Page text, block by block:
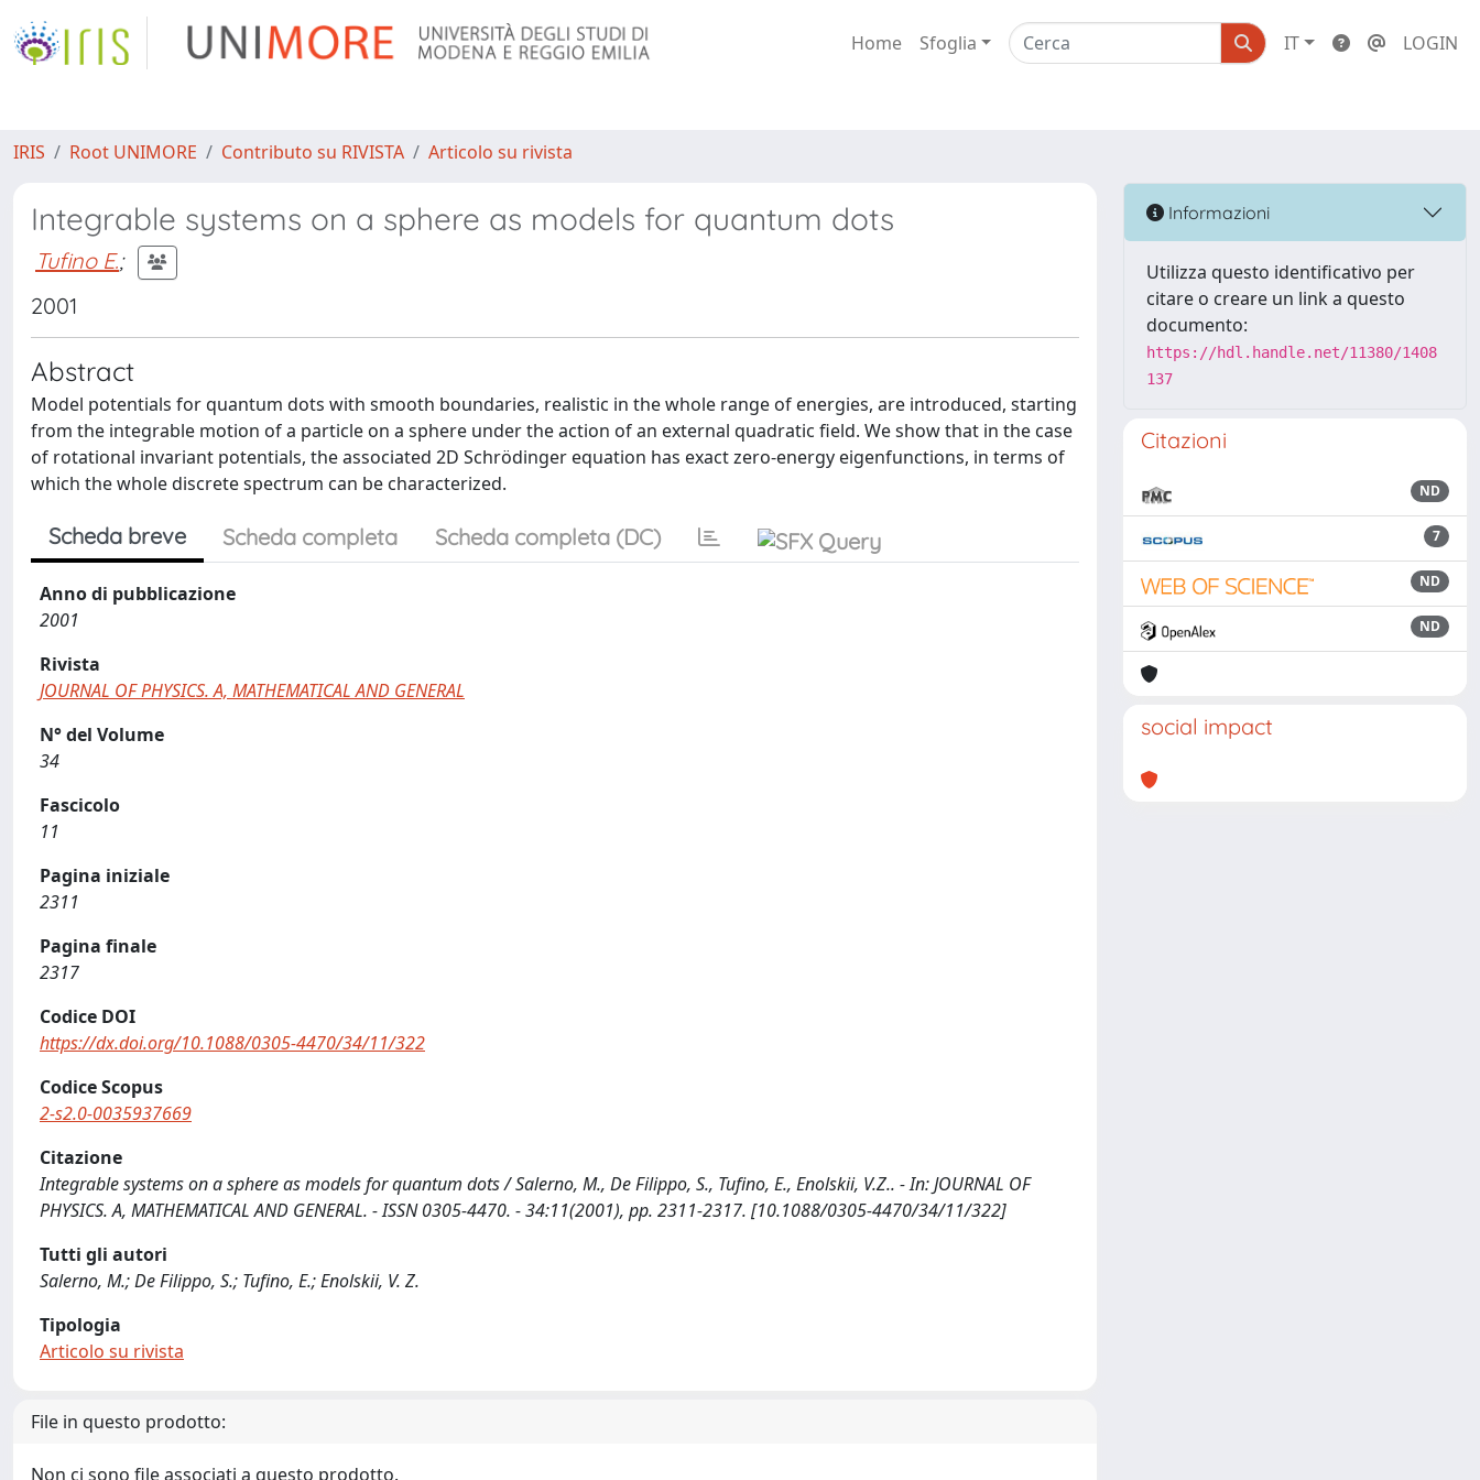
Home Sfoglia IT LOGIN
IRIS Root UNIMORE Contributo su RIVISTA Articolo su rivista
Integrable systems on a sphere as models for quantum dots
Tufino E.;
2001
Abstract
Model potentials for quantum dots with smooth boundaries, realistic in the whole range of energies, are introduced, starting
from the integrable motion of a particle on a sphere under the action of an external quadratic field. We show that in the case
of rotational invariant potentials, the associated 2D Schrödinger equation has exact zero-energy eigenfunctions, in terms of
which the whole discrete spectrum can be characterized.
Scheda breve Scheda completa Scheda completa (DC)
Anno di pubblicazione
2001
Rivista
JOURNAL OF PHYSICS. A, MATHEMATICAL AND GENERAL
N° del Volume
34
Fascicolo
11
Pagina iniziale
2311
Pagina finale
2317
Codice DOI
https://dx.doi.org/10.1088/0305-4470/34/11/322
Codice Scopus
2-s2.0-0035937669
Citazione
Integrable systems on a sphere as models for quantum dots / Salerno, M., De Filippo, S., Tufino, E., Enolskii, V.Z.. - In: JOURNAL OF
PHYSICS. A, MATHEMATICAL AND GENERAL. - ISSN 0305-4470. - 34:11(2001), pp. 2311-2317. [10.1088/0305-4470/34/11/322]
Tutti gli autori
Salerno, M.; De Filippo, S.; Tufino, E.; Enolskii, V. Z.
Tipologia
Articolo su rivista
File in questo prodotto:
Non ci sono file associati a questo prodotto.
Informazioni
Utilizza questo identificativo per
citare o creare un link a questo
documento:
https://hdl.handle.net/11380/1408
137
Citazioni
ND
7
ND
ND
social impact